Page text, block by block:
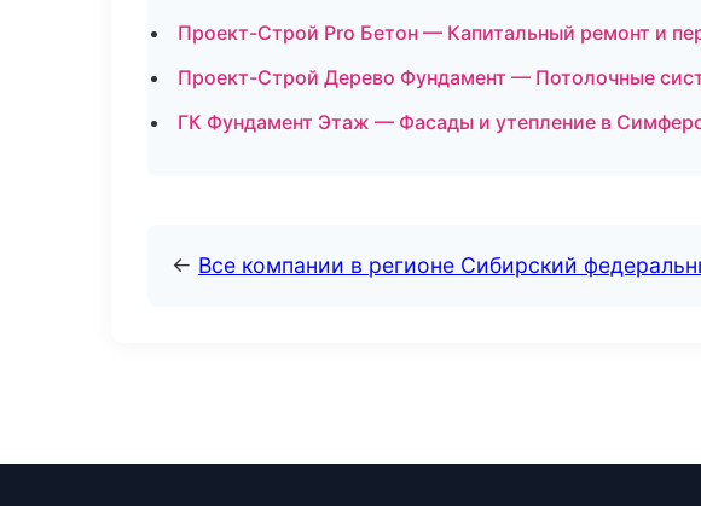
Проект-Строй Pro Бетон — Капитальный ремонт и
Проект-Строй Дерево Фундамент — Потолочные
ГК Фундамент Этаж — Фасады и утепление в
← Все компании в регионе Сибирский